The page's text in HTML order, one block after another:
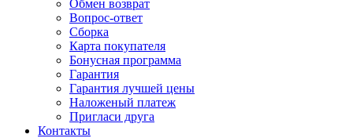
Обмен возврат
Вопрос-ответ
Сборка
Карта покупателя
Бонусная программа
Гарантия
Гарантия лучшей цены
Наложеный платеж
Пригласи друга
Контакты